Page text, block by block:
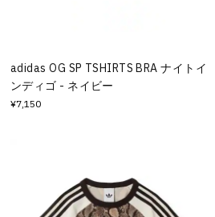
adidas OG SP TSHIRTS BRA ナイトイ
ンディゴ - ネイビー
¥7,150